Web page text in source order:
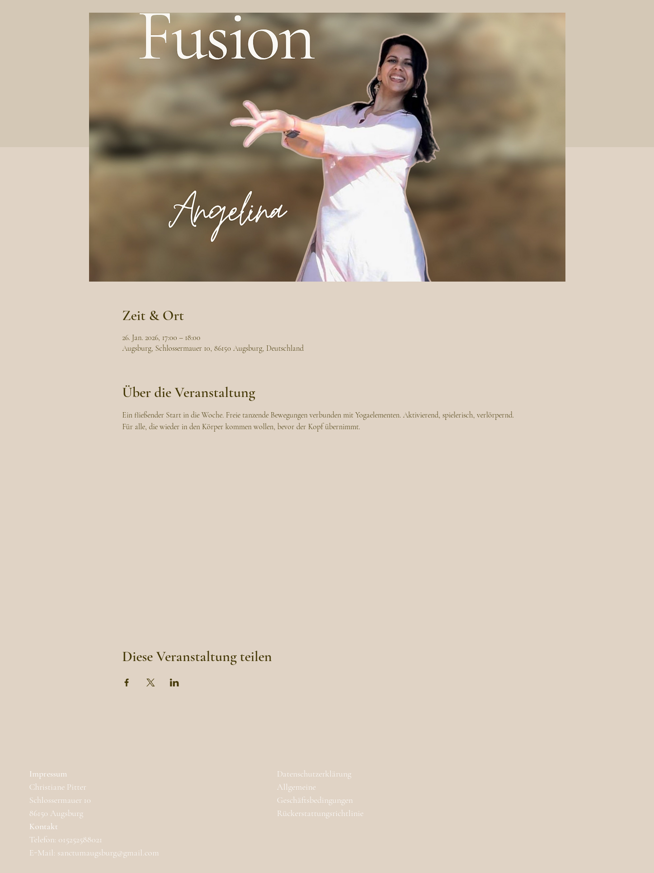
Zeit & Ort
26. Jan. 2026, 17:00 – 18:00
Augsburg, Schlossermauer 10, 86150 Augsburg, Deutschland
Über die Veranstaltung
Ein fließender Start in die Woche. Freie tanzende Bewegungen verbunden mit Yogaelementen. Aktivierend, spielerisch, verlörpernd.
Für alle, die wieder in den Körper kommen wollen, bevor der Kopf übernimmt.
Diese Veranstaltung teilen
Impressum
Christiane Pitter
Schlossermauer 10
86150 Augsburg
Kontakt
Telefon: 015252588021
E-Mail: sanctumaugsburg@gmail.com
Datenschutzerklärung
Allgemeine
Geschäftsbedingungen
Rückerstattungsrichtlinie